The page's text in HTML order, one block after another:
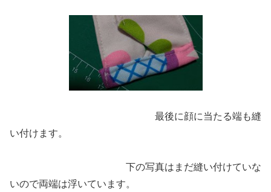
最後に顔に当たる端も縫
い付けます。
下の写真はまだ縫い付けていな
いので両端は浮いています。